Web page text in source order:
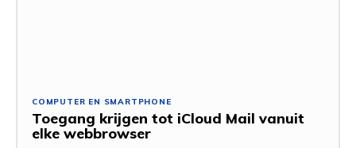
COMPUTER EN SMARTPHONE
Toegang krijgen tot iCloud Mail vanuit
elke webbrowser